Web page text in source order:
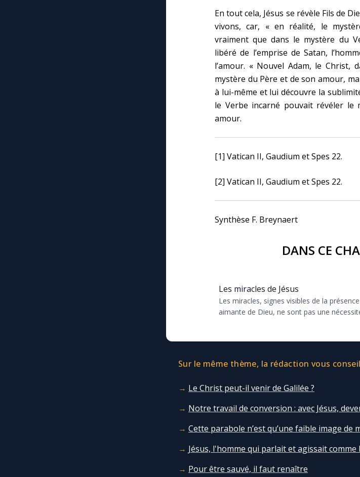
En tout cela, Jésus se révèle Fils de
vivons, car, « en réalité, le
vraiment que dans le mystère du
libéré de l’emprise de Satan,
l’amour. « Nouvel Adam, le Christ,
mystère du Père et de son amour,
à lui-même et lui découvre la
le Verbe incarné pouvait révéler le
amour.
[1] Vatican II, Gaudium et Spes 22.
[2] Vatican II, Gaudium et Spes 22.
Synthèse F. Breynaert
DANS CE
Les miracles de Jésus
Les miracles, signes visibles de la présence
aimante de Dieu, ne sont pas une
Sur le même thème, la rédaction vous
Le Christ peut-il venir de Galilée ?
Notre travail de conversion : avec Jésus,
Cette parabole n’est qu’une faible image
Jésus, l'homme qui parlait et agissait comme
Pour être sauvé, il faut renaître